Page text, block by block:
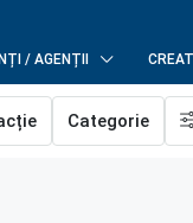
/ AGENȚII
Categorie